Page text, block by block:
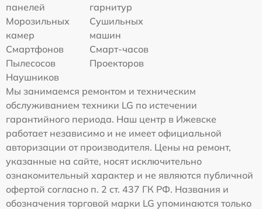
панелей
гарнитур
Морозильных
камер
Сушильных
машин
Смартфонов
Смарт-часов
Пылесосов
Проекторов
Наушников
Мы занимаемся ремонтом и техническим
обслуживанием техники LG по истечении
гарантийного периода. Наш центр в Ижевске
работает независимо и не имеет официальной
авторизации от производителя. Цены на ремонт,
указанные на сайте, носят исключительно
ознакомительный характер и не являются публичной
офертой согласно п. 2 ст. 437 ГК РФ. Названия и
обозначения торговой марки LG упоминаются только